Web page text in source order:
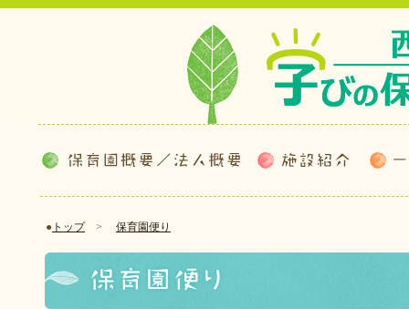
● トップ> 保育園便り